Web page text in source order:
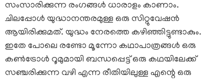
സംസാരിക്കുന്ന രംഗങ്ങൾ ധാരാളം കാണാം.
ചിലപ്പോൾ യുദ്ധാനന്തരമുള്ള ഒരു സിറ്റുവേഷൻ
ആയിരിക്കുമത്. യുദ്ധം നേരത്തെ കഴിഞ്ഞിട്ടുണ്ടാകും.
ഇതേ പോലെ രണ്ടോ മൂന്നോ കഥാപാത്രങ്ങൾ ഒരു
കൺട്രോൾ റൂമുമായി ബന്ധപ്പെട്ട് ഒരു കഥയിലേക്ക്
സഞ്ചരിക്കുന്ന വഴി എന്ന രീതിയിലുള്ള എന്റെ ഒരു